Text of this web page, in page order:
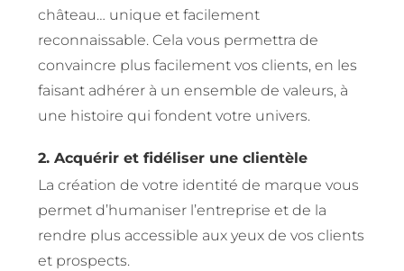
château… unique et facilement
reconnaissable. Cela vous permettra de
convaincre plus facilement vos clients, en les
faisant adhérer à un ensemble de valeurs, à
une histoire qui fondent votre univers.
2. Acquérir et fidéliser une clientèle
La création de votre identité de marque vous
permet d’humaniser l’entreprise et de la
rendre plus accessible aux yeux de vos clients
et prospects.